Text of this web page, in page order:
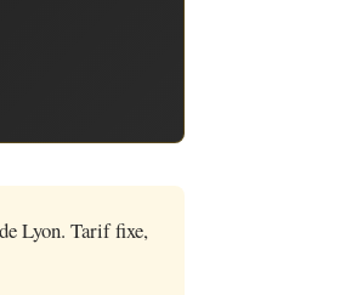
Lyon. Tarif fixe,